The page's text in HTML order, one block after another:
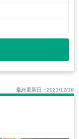
最終更新日：2021/12/16